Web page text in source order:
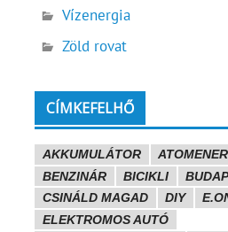
Vízenergia
Zöld rovat
CÍMKEFELHŐ
AKKUMULÁTOR
BENZINÁR
BICIKLI
CSINÁLD MAGAD
DIY
ELEKTROMOS AUTÓ